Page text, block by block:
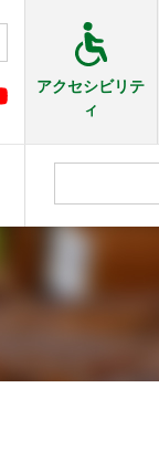
アクセシビリテ
ィ